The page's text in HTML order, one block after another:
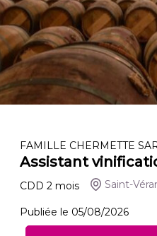
FAMILLE CHERMETTE
Assistant
CDD 2 mois Saint-
Publiée le 05/08/2026